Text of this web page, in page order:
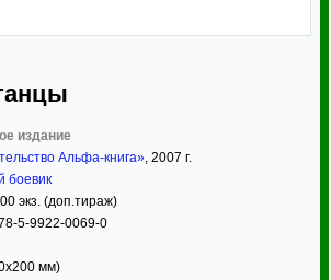
издание
Альфа-книга», 2007 г.
боевик
экз. (доп.тираж)
5-9922-0069-0
мм)